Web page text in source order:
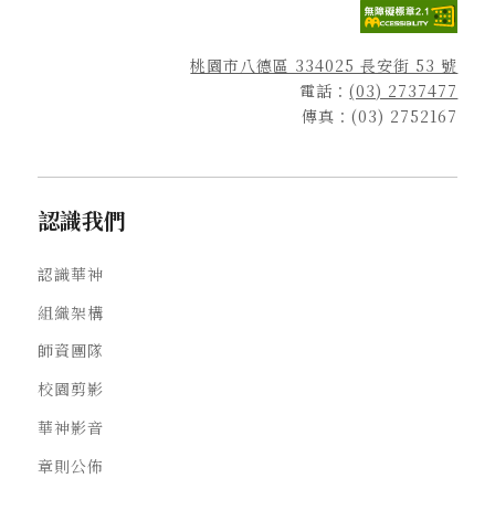
桃園市八德區 334025 長安街 53 號
電話：(03) 2737477
傳真：(03) 2752167
認識我們
認識華神
組織架構
師資團隊
校園剪影
華神影音
章則公佈